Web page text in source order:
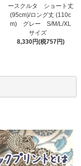
ースクルタ ショート丈
(95cm)/ロング丈 (110c
m) グレー S/M/L/XL
サイズ
8,330円(税757円)